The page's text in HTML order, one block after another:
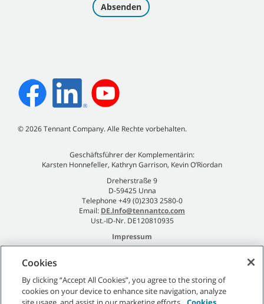
©2026Tennant Company. Alle Rechte vorbehalten.
Geschäftsführer der Komplementärin:
Karsten Honnefeller, Kathryn Garrison, Kevin O’Riordan
Dreherstraße 9
D-59425 Unna
Telephone +49 (0)2303 2580-0
Email: DE.Info@tennantco.com
Ust.-ID-Nr. DE120810935
Impressum
Cookies
By clicking “Accept All Cookies”, you agree to the storing of
cookies on your device to enhance site navigation, analyze